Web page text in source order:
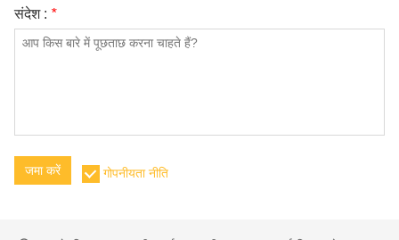
संदेश : *
जमा करें गोपनीयता नीति